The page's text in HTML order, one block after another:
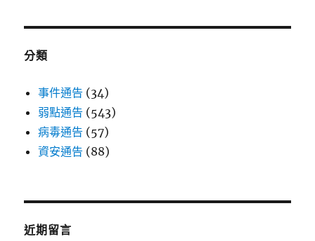
分類
事件通告 (34)
弱點通告 (543)
病毒通告 (57)
資安通告 (88)
近期留言